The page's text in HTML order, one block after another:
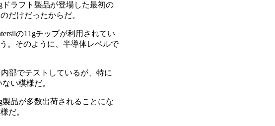
ラフト製品が登場した最初の
だけだったからだ。
の11gチップが利用されてい
。そのように、半導体レベルで
部でテストしているが、特に
い模様だ。
品が多数出荷されることにな
だ。